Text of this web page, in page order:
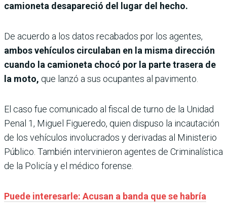
camioneta desapareció del lugar del hecho.
De acuerdo a los datos recabados por los agentes,
ambos vehículos circulaban en la misma dirección
cuando la camioneta chocó por la parte trasera de
la moto, que lanzó a sus ocupantes al pavimento.
El caso fue comunicado al fiscal de turno de la Unidad
Penal 1, Miguel Figueredo, quien dispuso la incautación
de los vehículos involucrados y derivadas al Ministerio
Público. También intervinieron agentes de Criminalística
de la Policía y el médico forense.
Puede interesarle: Acusan a banda que se habría